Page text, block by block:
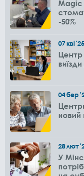
Magic
-50%
07кві'25
Центр
04бер
новий
28лют
У